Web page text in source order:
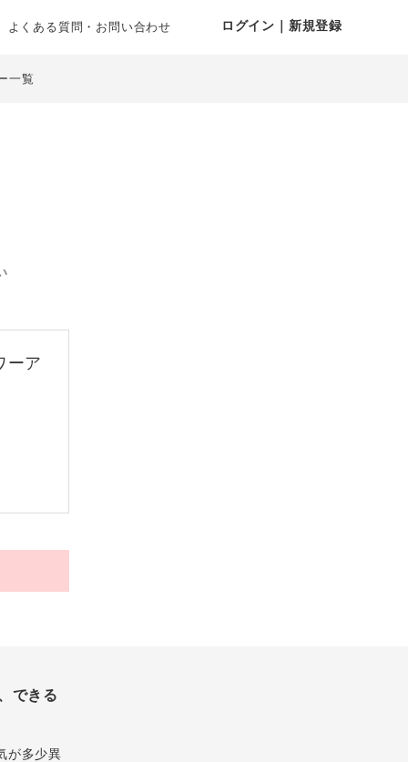
よくある質問・お問い合わせ ログイン｜新規登録
一覧
ーア
できる
が多少異